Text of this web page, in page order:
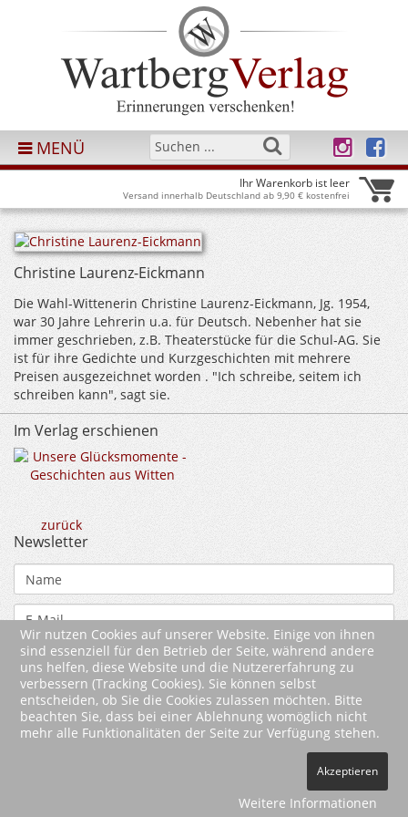
MENÜ
Ihr Warenkorb ist leer
Versand innerhalb Deutschland ab 9,90 € kostenfrei
Christine Laurenz-Eickmann
Die Wahl-Wittenerin Christine Laurenz-Eickmann, Jg. 1954,
war 30 Jahre Lehrerin u.a. für Deutsch. Nebenher hat sie
immer geschrieben, z.B. Theaterstücke für die Schul-AG. Sie
ist für ihre Gedichte und Kurzgeschichten mit mehrere
Preisen ausgezeichnet worden . "Ich schreibe, seitem ich
schreiben kann", sagt sie.
Im Verlag erschienen
zurück
Newsletter
Vertrag widerrufen
Wir nutzen Cookies auf unserer Website. Einige von ihnen
sind essenziell für den Betrieb der Seite, während andere
uns helfen, diese Website und die Nutzererfahrung zu
verbessern (Tracking Cookies). Sie können selbst
entscheiden, ob Sie die Cookies zulassen möchten. Bitte
beachten Sie, dass bei einer Ablehnung womöglich nicht
mehr alle Funktionalitäten der Seite zur Verfügung stehen.
Akzeptieren
Weitere Informationen